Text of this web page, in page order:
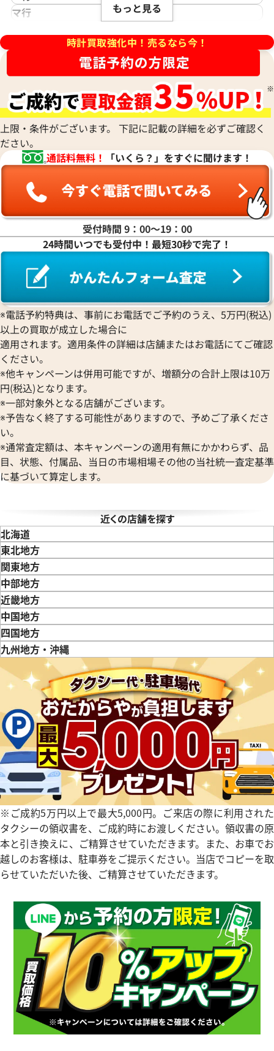
イトジャスト 41 126303 ス
格
点の参考買取価格です
ホワイトシェル文字盤
参考買取価格
1,970,000 円
※2026年1月時点の参考買取価
イトジャスト 126303G ブラ
格
日時点の参考買取価格です
ロレックス デイトジャスト
ルド
1,654,000円
※2025年9月9日時点の参考買
デイトジャスト 126303 ゴ
日時点の参考買取価格です
ロレックス デイトジャスト
レート文字盤
参考買取価格
3,110,000円
※2026年3月時点の参考買取価
イトジャスト 126331 ブラ
日時点の参考買取価格です
ロレックス デイトジャスト
クゴールド
参考買取価格
2,843,000 円
※2026年2月9日時点の参考買
ANONIMO
Alain Silberstein
アラン・シルベスタイン
Armand Nicolet
アルマン・ニコレ
WALTHAM
ウォルサム
HUBLOT
ウブロ
ETERNA
エテルナ
EDOX
エドックス
EBERHARD
エベラール
EBEL
エベル
EPOS
Hermes
エルメス
OMEGA
オメガ
ORIENT
オリエント
ORIS
オリス
Audemars Piguet
オーデマ ピゲ
Vacheron Constantin
ヴァシュロン・コンスタンタン
Van Cleef & Arpels
ヴェルサーチ
Wempe
ヴェンペ
ガガミラノ
Quinting
クインティング
Cuervo y Sobrinos
クエルボ・イ・ソブリノス
CVSTOS
クストス
Chronoswiss
クロノスイス
GUCCI
グッチ
Graham
グラハム
グランドセイコー
CORUM
コルム
Concord
コンコルド
シェルマン
CITIZEN
シチズン
Chopard
ショパール
CHAUMET
ショーメ
Jacob & Co.
ジェイコブ
Gerald Genta
ジェラルド・ジェンタ
Jaeger-LeCoultre
ジャガー・ルクルト
Jaquet Droz
ジャケ・ドロー
Girard-Perregaux
ジラール・ペルゴ
Sinn
ジン
STOWA
ストーヴァ
SEIKO
セイコー
CENTURY
センチュリー
ZENITH
ゼニス
Daniel Roth
ダニエル・ロート
TUDOR
チューダー(チュードル)
ティファニー
Dior
ディオール
ノモス グラスヒュッテ
Hamilton
Harry Winston
ハリー・ウィンストン
Patek Philippe
Panerai
パネライ
Parmigiani Fleurier
パルミジャーニ・フルリエ
Piaget
PIERRE KUNZ
ピエール・クンツ
FRANCK MULLER
フランク ミュラー
BOUCHERON
ブシュロン
BREITLING
ブライトリング
Blancpain
ブランパン
BVLGARI
ブルガリ
Breguet
ブレゲ
BULOVA
ブローバ
Bell & Ross
ベル＆ロス
BAUME＆MERCIER
ボーム＆メルシエ
BALL Watch
マ行
MAURICE LACROIX
モーリス・ラクロア
RALPH LAUREN
ラルフ ローレン
リシャール・ミル
Louis Vuitton
ルイ・ヴィトン
Luminox
ルミノックス
Ressence
ROGER DUBUIS
ロジェ・デュブイ
ROLEX
ロレックス
LONGINES
ロンジン
もっと見る
時計買取強化中！売るなら今！
上限・条件がございます。 下記に記載の詳細を必ずご確認く
ださい。
通話料無料！
「いくら？」をすぐに聞けます！
受付時間 9：00〜19：00
24時間いつでも受付中！最短30秒で完了！
※電話予約特典は、事前にお電話でご予約のうえ、5万円(税込)
以上の買取が成立した場合に
適用されます。適用条件の詳細は店舗またはお電話にてご確認
ください。
※他キャンペーンは併用可能ですが、増額分の合計上限は10万
円(税込)となります。
※一部対象外となる店舗がございます。
※予告なく終了する可能性がありますので、予めご了承くださ
い。
※通常査定額は、本キャンペーンの適用有無にかかわらず、品
目、状態、付属品、当日の市場相場その他の当社統一査定基準
に基づいて算定します。
近くの店舗を探す
北海道
東北地方
青森県岩手県
関東地方
東京都神奈川県
中部地方
新潟県富山県
近畿地方
三重県滋賀県
中国地方
鳥取県島根県
四国地方
徳島県香川県愛媛県
九州地方・沖縄
福岡県
佐賀県 長崎県 熊本県大分県宮崎県鹿児島県
※ご成約5万円以上で最大5,000円。ご来店の際に利用された
タクシーの領収書を、ご成約時にお渡しください。領収書の原
本と引き換えに、ご精算させていただきます。また、お車でお
越しのお客様は、駐車券をご提示ください。当店でコピーを取
らせていただいた後、ご精算させていただきます。